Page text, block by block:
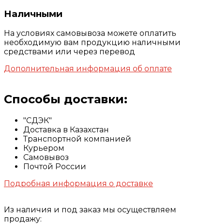
Наличными
На условиях самовывоза можете оплатить
необходимую вам продукцию наличными
средствами или через перевод
Дополнительная информация об оплате
Способы доставки:
"СДЭК"
Доставка в Казахстан
Транспортной компанией
Курьером
Самовывоз
Почтой России
Подробная информация о доставке
Из наличия и под заказ мы осуществляем
продажу: